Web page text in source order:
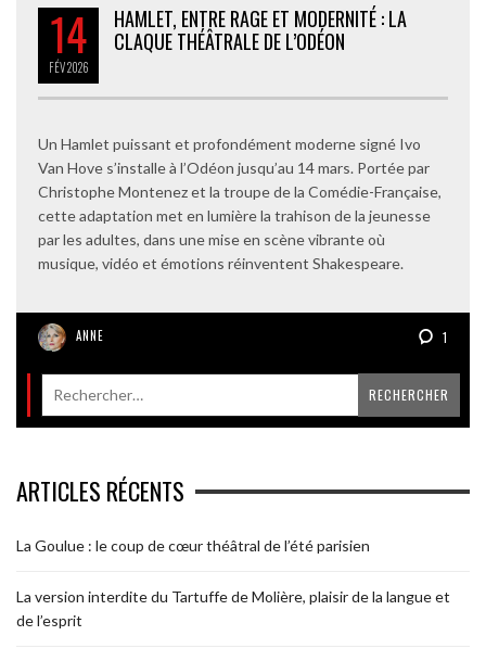
14
FÉV2026
HAMLET, ENTRE RAGE ET MODERNITÉ : LA
CLAQUE THÉÂTRALE DE L’ODÉON
Un Hamlet puissant et profondément moderne signé Ivo
Van Hove s’installe à l’Odéon jusqu’au 14 mars. Portée par
Christophe Montenez et la troupe de la Comédie-Française,
cette adaptation met en lumière la trahison de la jeunesse
par les adultes, dans une mise en scène vibrante où
musique, vidéo et émotions réinventent Shakespeare.
ANNE 1
ARTICLES RÉCENTS
La Goulue : le coup de cœur théâtral de l’été parisien
La version interdite du Tartuffe de Molière, plaisir de la langue et
de l’esprit